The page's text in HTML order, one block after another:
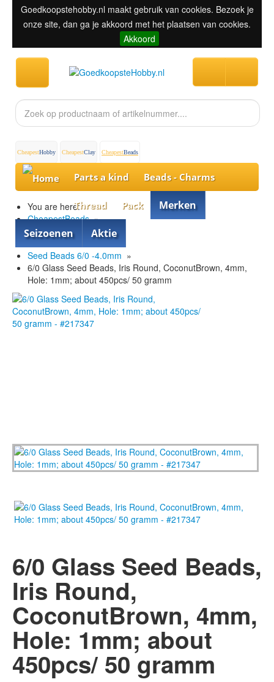
Goedkoopstehobby.nl maakt gebruik van cookies. Bezoek je
onze site, dan ga je akkoord met het plaatsen van cookies.
Akkoord
CheapestHobby CheapestClay CheapestBeads
Parts a kind Beads - Charms
Thread Pack Merken
Seizoenen Aktie
You are here:
CheapestBeads»
Beads - Charms »
Seed Beads
Seed Beads 6/0 -4.0mm »
6/0 Glass Seed Beads, Iris Round, CoconutBrown, 4mm,
Hole: 1mm; about 450pcs/ 50 gramm
6/0 Glass Seed Beads,
Iris Round,
CoconutBrown, 4mm,
Hole: 1mm; about
450pcs/ 50 gramm